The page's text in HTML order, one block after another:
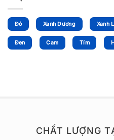
Đỏ Xanh Dương Xanh
Đen Cam Tím
CHẤT LƯỢNG